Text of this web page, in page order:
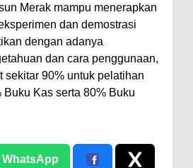
Merak mampu menerapkan
dan demostrasi
dengan adanya
dan cara penggunaan,
sekitar 90% untuk pelatihan
Buku Kas serta 80% Buku
WhatsApp